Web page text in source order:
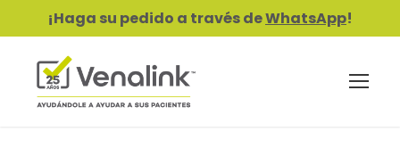
¡Haga su pedido a través deWhatsApp!